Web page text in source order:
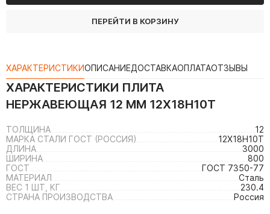
ПЕРЕЙТИ В КОРЗИНУ
ХАРАКТЕРИСТИКИОПИСАНИЕДОСТАВКАОПЛАТАОТЗЫВЫ
ХАРАКТЕРИСТИКИ ПЛИТА
НЕРЖАВЕЮЩАЯ 12 ММ 12Х18Н10Т
ТОЛЩИНА
12
МАРКА СТАЛИ ГОСТ (РОССИЯ)
12Х18Н10Т
ДЛИНА
3000
ШИРИНА
800
ГОСТ
ГОСТ 7350-77
МАТЕРИАЛ
Сталь
ВЕС 1 ШТ, КГ
230.4
СТРАНА ПРОИЗВОДСТВА
Россия